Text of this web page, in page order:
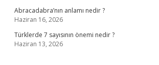
Abracadabra’nın anlamı nedir ?
Haziran 16, 2026
Türklerde 7 sayısının önemi nedir ?
Haziran 13, 2026